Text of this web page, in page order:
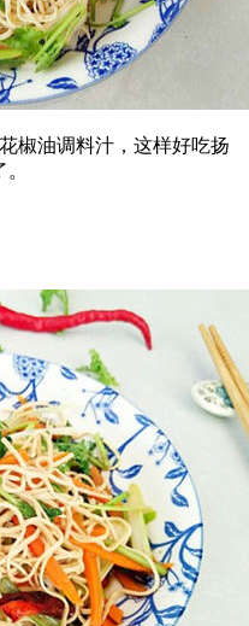
椒油调料汁，这样好吃扬